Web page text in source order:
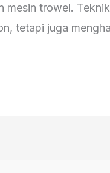
mesin trowel.
tetapi juga